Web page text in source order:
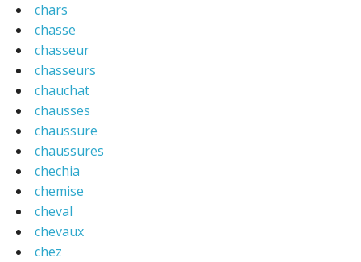
chars
chasse
chasseur
chasseurs
chauchat
chausses
chaussure
chaussures
chechia
chemise
cheval
chevaux
chez